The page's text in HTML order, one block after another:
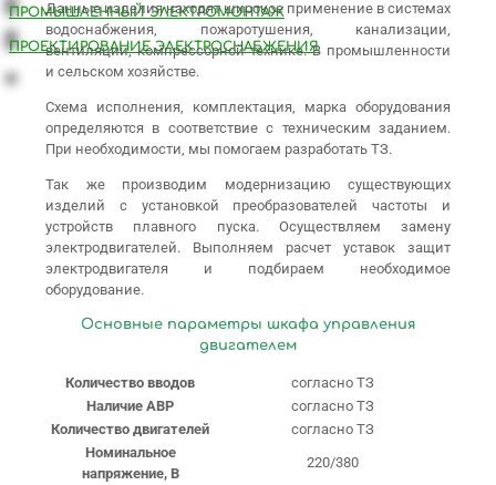
ПРОМЫШЛЕННЫЙ ЭЛЕКТРОМОНТАЖ
ПРОЕКТИРОВАНИЕ ЭЛЕКТРОСНАБЖЕНИЯ
Данные изделия находят широкое применение в системах
водоснабжения, пожаротушения, канализации,
вентиляции, компрессорной технике. В промышленности
и сельском хозяйстве.
Схема исполнения, комплектация, марка оборудования
определяются в соответствие с техническим заданием.
При необходимости, мы помогаем разработать ТЗ.
Так же производим модернизацию существующих
изделий с установкой преобразователей частоты и
устройств плавного пуска. Осуществляем замену
электродвигателей. Выполняем расчет уставок защит
электродвигателя и подбираем необходимое
оборудование.
Основные параметры шкафа управления
двигателем
Количество вводов
согласно ТЗ
Наличие АВР
согласно ТЗ
Количество двигателей
согласно ТЗ
Номинальное
напряжение, В
220/380